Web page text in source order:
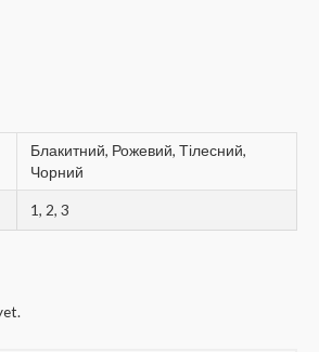
Блакитний, Рожевий, Тілесний,
Чорний
1, 2, 3